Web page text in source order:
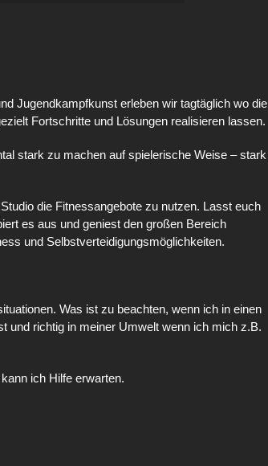
Jugendkampfkunst erleben wir tagtäglich wo die
Fortschritte und Lösungen realisieren lassen.
stark zu machen auf spielerische Weise – stark
die Fitnessangebote zu nutzen. Lasst euch
es aus und geniest den großen Bereich
und Selbstverteidigungsmöglichkeiten.
Was ist zu beachten, wenn ich in einen
und richtig in meiner Umwelt wenn ich mich z.B.
ich Hilfe erwarten.